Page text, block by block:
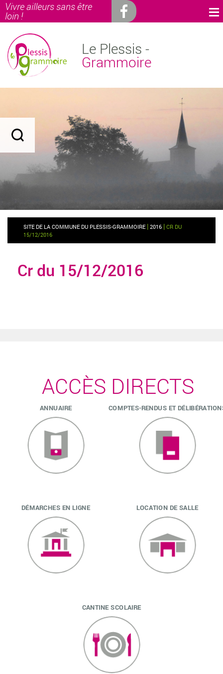
Vivre ailleurs sans être
loin !
Le Plessis -
Grammoire
SITE DE LA COMMUNE DU PLESSIS-GRAMMOIRE| 2016 | CR DU
15/12/2016
Cr du 15/12/2016
ACCÈS DIRECTS
ANNUAIRE COMPTES-RENDUS ET
DÉMARCHES EN LIGNE LOCATION DE SALLE
CANTINE SCOLAIRE